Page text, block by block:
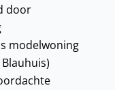
door
modelwoning